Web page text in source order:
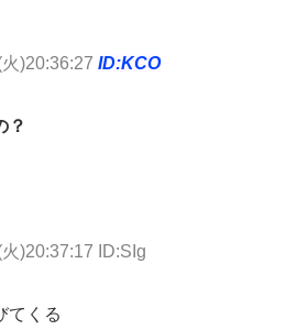
)20:36:27 ID:KCO
？
)20:37:17 ID:SIg
てくる